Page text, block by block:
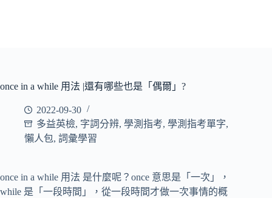
once in a while 用法 |還有哪些也是「偶爾」?
2022-09-30
多益英檢, 字詞分辨, 學測指考, 學測指考單字,
懶人包, 詞彙學習
once in a while 用法 是什麼呢？once 意思是「一次」，
while 是「一段時間」，從一段時間才做一次事情的概